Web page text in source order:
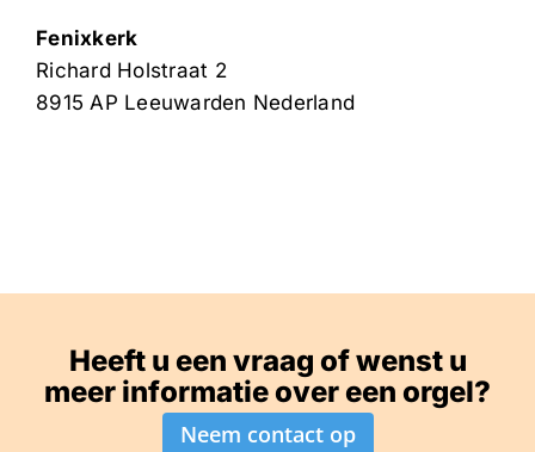
Fenixkerk
Richard Holstraat 2
8915 AP Leeuwarden Nederland
Heeft u een vraag of wenst u
meer informatie over een orgel?
Neem contact op